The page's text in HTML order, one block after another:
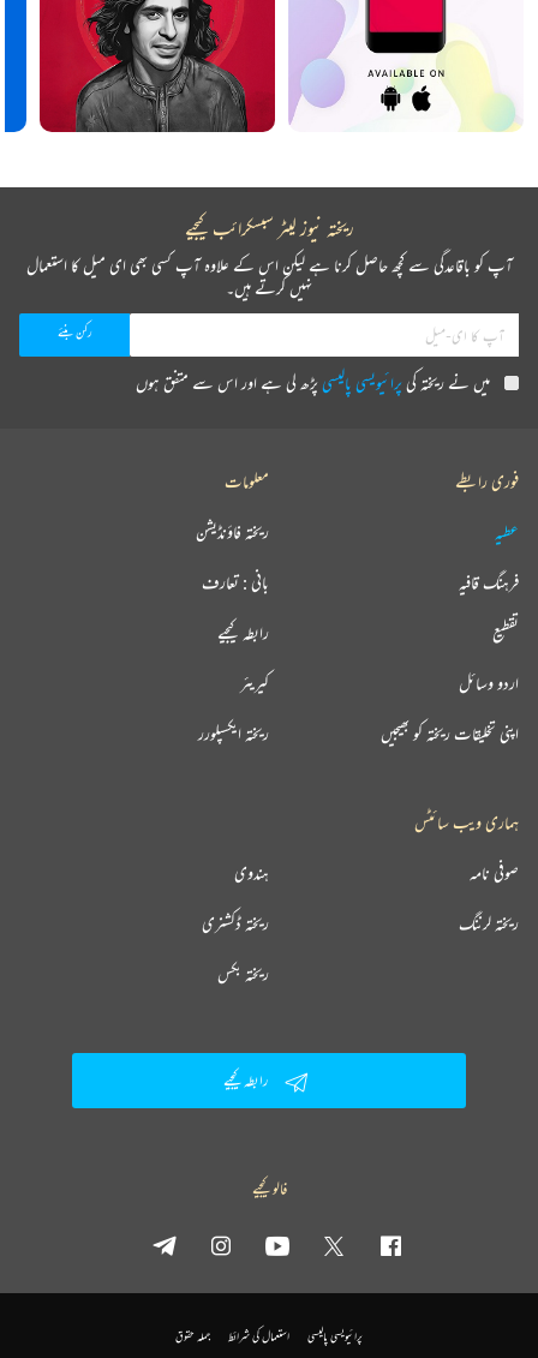
ریختہ نیوز لیٹر سبسکرائب کیجیے
آپ کو باقاعدگی سے کچھ حاصل کرنا ہے لیکن اس کے علاوہ آپ کسی بھی ای میل کا استعمال
نہیں کرتے ہیں۔
میں نے ریختہ کیپرائیویسی پالیسیپڑھ لی ہے اور اس سے متفق ہوں
فوری رابطے
عطیہ
فرہنگ قافیہ
تقطیع
اردو وسائل
اپنی تخلیقات ریختہ کو بھیجیں
معلومات
ریختہ فاؤنڈیشن
بانی : تعارف
رابطہ کیجیے
کیریئر
ریختہ ایکسپلورر
ہماری ویب سائٹس
ہندوی صوفی نامہ
ریختہ ڈکشنری ریختہ لرننگ
ریختہ بکس
رابطہ کیجیے
فالو کیجیے
پرائیویسی پالیسی استعمال کی شرائط جملہ حقوق